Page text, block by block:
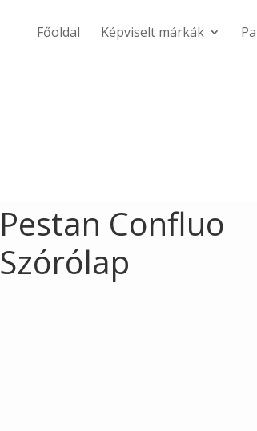
Főoldal Képviselt márkák
Pestan Confluo
Szórólap